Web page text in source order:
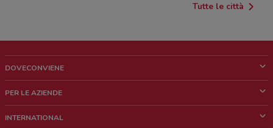
Tutte le città
DOVECONVIENE
Chi siamo
PER LE AZIENDE
INTERNATIONAL